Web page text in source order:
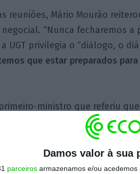
Damos valor à sua
parceiros armazenamos e/ou
reuniões, Mário Mourão
“Nunca fecharemos a
UGT privilegia o “diálogo, o
que estar preparados para
ministro que referiu
do PS, Mário Mourão lembrou
acordos com governos
partidárias, se tivessem
rematou.